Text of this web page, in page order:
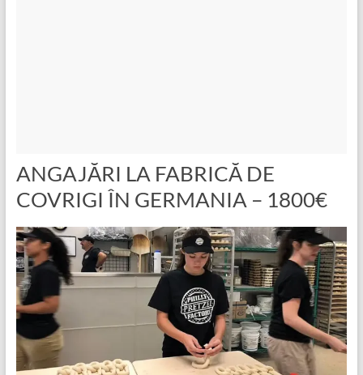
ANGAJĂRI LA FABRICĂ DE
COVRIGI ÎN GERMANIA – 1800€